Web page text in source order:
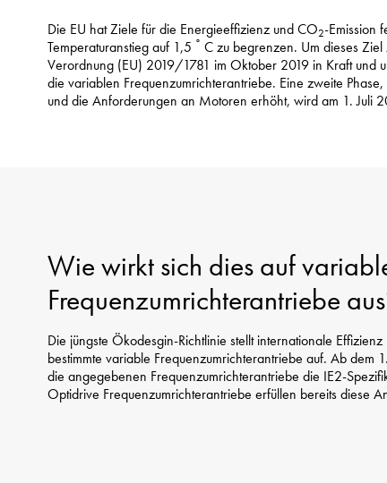
Die EU hat Ziele für die Energieeffizienz und CO2-Emission
Temperaturanstieg auf 1,5 ° C zu begrenzen. Um dieses Ziel
Verordnung (EU) 2019/1781 im Oktober 2019 in Kraft und
die variablen Frequenzumrichterantriebe. Eine zweite
und die Anforderungen an Motoren erhöht, wird am 1. Juli
Wie wirkt sich dies auf
Frequenzumrichterantriebe
Die jüngste Ökodesgin-Richtlinie stellt internationale
bestimmte variable Frequenzumrichterantriebe auf. Ab dem
die angegebenen Frequenzumrichterantriebe die IE2-
Optidrive Frequenzumrichterantriebe erfüllen bereits diese